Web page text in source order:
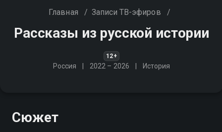
Главная / Записи ТВ-эфиров /
Рассказы из русской истории
12+
Россия 2022 – 2026 История
Сюжет